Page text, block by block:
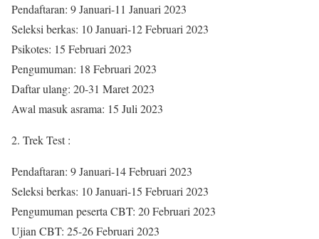
Pendaftaran: 9 Januari-11 Januari 2023
Seleksi berkas: 10 Januari-12 Februari 2023
Psikotes: 15 Februari 2023
Pengumuman: 18 Februari 2023
Daftar ulang: 20-31 Maret 2023
Awal masuk asrama: 15 Juli 2023
2. Trek Test :
Pendaftaran: 9 Januari-14 Februari 2023
Seleksi berkas: 10 Januari-15 Februari 2023
Pengumuman peserta CBT: 20 Februari 2023
Ujian CBT: 25-26 Februari 2023